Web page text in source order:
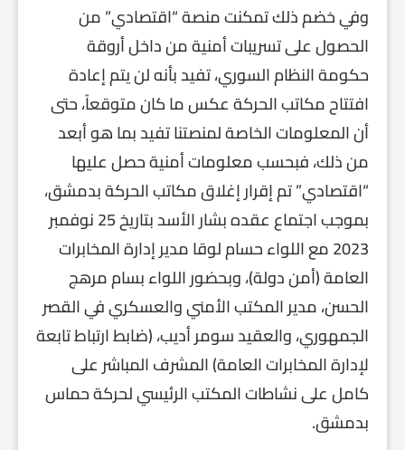
وفي خضم ذلك تمكنت منصة “اقتصادي” من
الحصول على تسريبات أمنية من داخل أروقة
حكومة النظام السوري، تفيد بأنه لن يتم إعادة
افتتاح مكاتب الحركة عكس ما كان متوقعاً، حتى
أن المعلومات الخاصة لمنصتنا تفيد بما هو أبعد
من ذلك، فبحسب معلومات أمنية حصل عليها
“اقتصادي” تم إقرار إغلاق مكاتب الحركة بدمشق،
بموجب اجتماع عقده بشار الأسد بتاريخ 25 نوفمبر
2023 مع اللواء حسام لوقا مدير إدارة المخابرات
العامة (أمن دولة)، وبحضور اللواء بسام مرهج
الحسن، مدير المكتب الأمني والعسكري في القصر
الجمهوري، والعقيد سومر أديب، (ضابط ارتباط تابعة
لإدارة المخابرات العامة) المشرف المباشر على
كامل على نشاطات المكتب الرئيسي لحركة حماس
بدمشق.